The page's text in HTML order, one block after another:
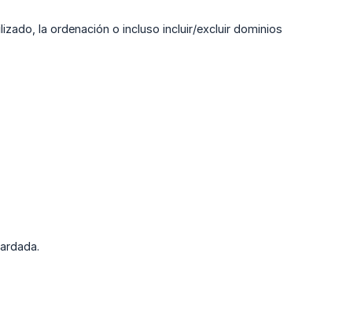
la ordenación o incluso incluir/excluir dominios